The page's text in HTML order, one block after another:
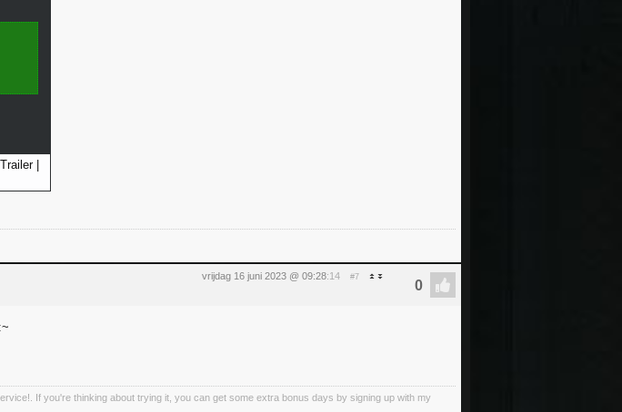
|
vrijdag 16 juni 2023 @ 09:28:14 #7
If you're thinking about trying it, you can get some extra bonus days by signing up with my